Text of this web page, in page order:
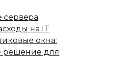
сервера
на IT
окна:
решение для